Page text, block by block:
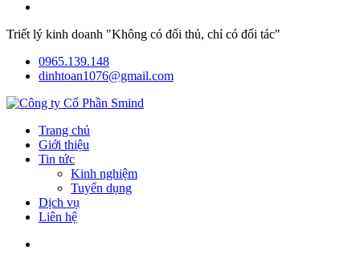
Triết lý kinh doanh "Không có đối thủ, chỉ có đối tác"
0965.139.148
dinhtoan1076@gmail.com
Trang chủ
Giới thiệu
Tin tức
Kinh nghiệm
Tuyển dụng
Dịch vụ
Liên hệ